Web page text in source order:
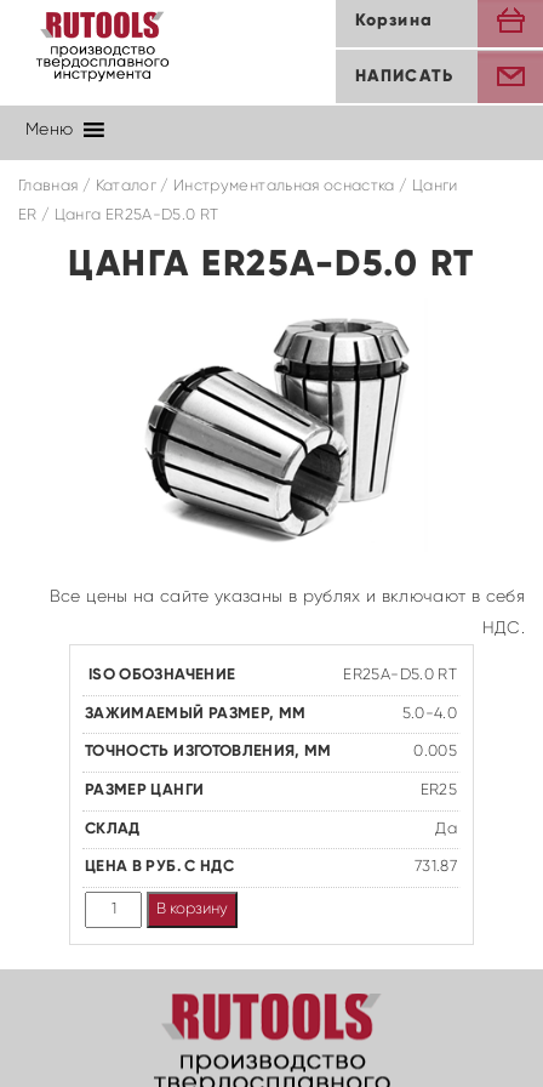
Корзина
НАПИСАТЬ
Меню
Главная / Каталог/ Инструментальная оснастка / Цанги
ER / Цанга ER25A-D5.0 RT
ЦАНГА ER25A-D5.0 RT
Все цены на сайте указаны в рублях и включают в себя
НДС.
ER25A-D5.0 RT
5.0-4.0
0.005
ER25
Да
731.87
КоличествоВ корзину